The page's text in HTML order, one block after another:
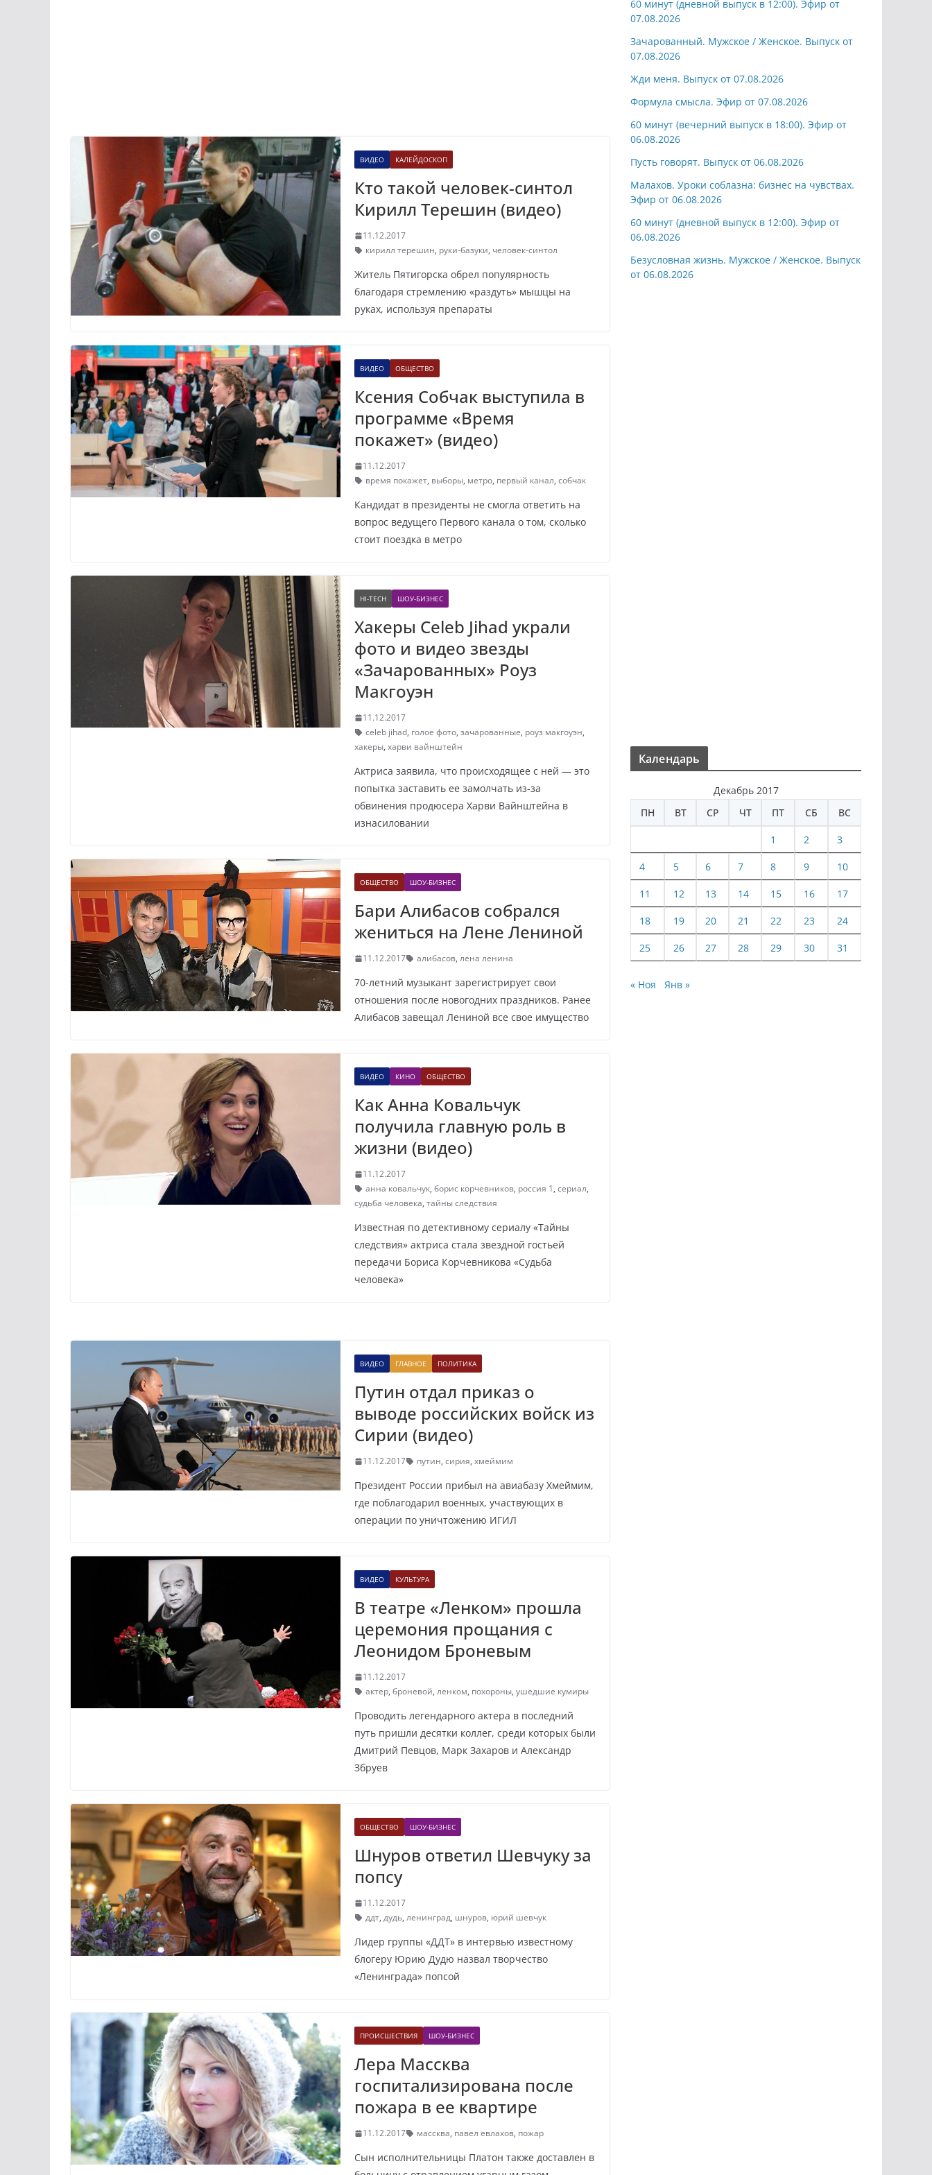
ВИДЕО КАЛЕЙДОСКОП
Кто такой человек-синтол
Кирилл Терешин (видео)
11.12.2017
кирилл терешин, руки-базуки, человек-синтол
Житель Пятигорска обрел популярность
благодаря стремлению «раздуть» мышцы на
руках, используя препараты
ВИДЕО ОБЩЕСТВО
Ксения Собчак выступила в
программе «Время
покажет» (видео)
11.12.2017
время покажет, выборы, метро, первый канал, собчак
Кандидат в президенты не смогла ответить на
вопрос ведущего Первого канала о том, сколько
стоит поездка в метро
HI-TECH ШОУ-БИЗНЕС
Хакеры Celeb Jihad украли
фото и видео звезды
«Зачарованных» Роуз
Макгоуэн
11.12.2017
celeb jihad, голое фото, зачарованные, роуз макгоуэн,
хакеры, харви вайнштейн
Актриса заявила, что происходящее с ней — это
попытка заставить ее замолчать из-за
обвинения продюсера Харви Вайнштейна в
изнасиловании
ОБЩЕСТВО ШОУ-БИЗНЕС
Бари Алибасов собрался
жениться на Лене Лениной
11.12.2017 алибасов, лена ленина
70-летний музыкант зарегистрирует свои
отношения после новогодних праздников. Ранее
Алибасов завещал Лениной все свое имущество
ВИДЕО КИНО ОБЩЕСТВО
Как Анна Ковальчук
получила главную роль в
жизни (видео)
11.12.2017
анна ковальчук, борис корчевников, россия 1, сериал,
судьба человека, тайны следствия
Известная по детективному сериалу «Тайны
следствия» актриса стала звездной гостьей
передачи Бориса Корчевникова «Судьба
человека»
ВИДЕО ГЛАВНОЕ ПОЛИТИКА
Путин отдал приказ о
выводе российских войск из
Сирии (видео)
11.12.2017 путин, сирия, хмеймим
Президент России прибыл на авиабазу Хмеймим,
где поблагодарил военных, участвующих в
операции по уничтожению ИГИЛ
ВИДЕО КУЛЬТУРА
В театре «Ленком» прошла
церемония прощания с
Леонидом Броневым
11.12.2017
актер, броневой, ленком, похороны, ушедшие кумиры
Проводить легендарного актера в последний
путь пришли десятки коллег, среди которых были
Дмитрий Певцов, Марк Захаров и Александр
Збруев
ОБЩЕСТВО ШОУ-БИЗНЕС
Шнуров ответил Шевчуку за
попсу
11.12.2017
ддт, дудь, ленинград, шнуров, юрий шевчук
Лидер группы «ДДТ» в интервью известному
блогеру Юрию Дудю назвал творчество
«Ленинграда» попсой
ПРОИСШЕСТВИЯ ШОУ-БИЗНЕС
Лера Массква
госпитализирована после
пожара в ее квартире
11.12.2017 массква, павел евлахов, пожар
Сын исполнительницы Платон также доставлен в
60 минут (дневной выпуск в 12:00). Эфир от
07.08.2026
Зачарованный. Мужское / Женское. Выпуск от
07.08.2026
Жди меня. Выпуск от 07.08.2026
Формула смысла. Эфир от 07.08.2026
60 минут (вечерний выпуск в 18:00). Эфир от
06.08.2026
Пусть говорят. Выпуск от 06.08.2026
Малахов. Уроки соблазна: бизнес на чувствах.
Эфир от 06.08.2026
60 минут (дневной выпуск в 12:00). Эфир от
06.08.2026
Безусловная жизнь. Мужское / Женское. Выпуск
от 06.08.2026
Календарь
Декабрь 2017
ПН
ВТ СР ЧТ ПТ СБ ВС
1 2 3
4 5 6 7 8 9 10
11 12 13 14 15 16 17
18 19 20 21 22 23 24
25 26 27 28 29 30 31
« Ноя Янв »